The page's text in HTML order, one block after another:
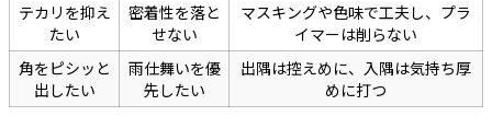
テカリを抑え
たい
密着性を落と
せない
マスキングや色味で工夫し、プラ
イマーは削らない
角をピシッと
出したい
雨仕舞いを優
先したい
出隅は控えめに、入隅は気持ち厚
めに打つ